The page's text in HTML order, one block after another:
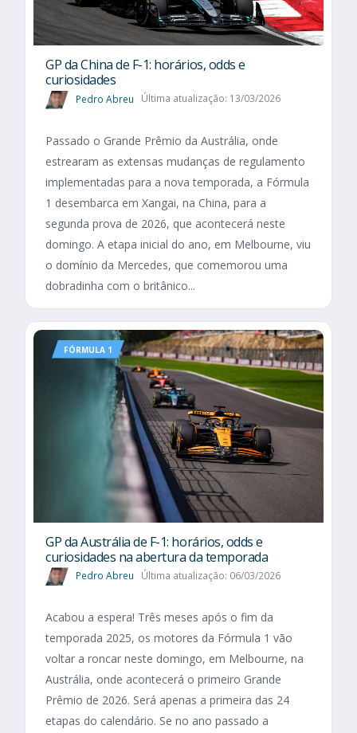
GP da China de F-1: horários, odds e
curiosidades
Pedro Abreu Última atualização: 13/03/2026
Passado o Grande Prêmio da Austrália, onde
estrearam as extensas mudanças de regulamento
implementadas para a nova temporada, a Fórmula
1 desembarca em Xangai, na China, para a
segunda prova de 2026, que acontecerá neste
domingo. A etapa inicial do ano, em Melbourne, viu
o domínio da Mercedes, que comemorou uma
dobradinha com o britânico...
FÓRMULA 1
GP da Austrália de F-1: horários, odds e
curiosidades na abertura da temporada
Pedro Abreu Última atualização: 06/03/2026
Acabou a espera! Três meses após o fim da
temporada 2025, os motores da Fórmula 1 vão
voltar a roncar neste domingo, em Melbourne, na
Austrália, onde acontecerá o primeiro Grande
Prêmio de 2026. Será apenas a primeira das 24
etapas do calendário. Se no ano passado a